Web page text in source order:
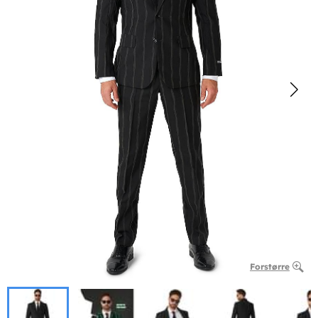
Forstørre